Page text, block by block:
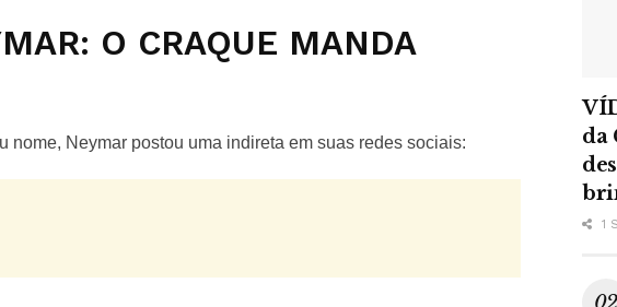
O CRAQUE MANDA
nome, Neymar postou uma indireta em suas redes sociais:
da
1